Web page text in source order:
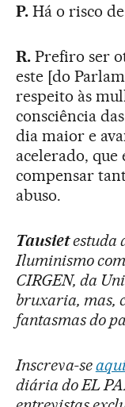
P. Há o risco
R. Prefiro ser
este [do
respeito às
consciência
dia maior e
acelerado, que
compensar
abuso.
Tausietestuda
Iluminismo
CIRGEN, da
bruxaria, mas,
fantasmas do
Inscreva-se
diária do EL